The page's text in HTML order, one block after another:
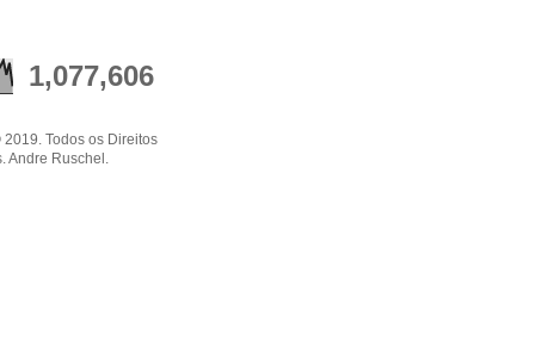
1,077,606
Todos os Direitos
Andre Ruschel.